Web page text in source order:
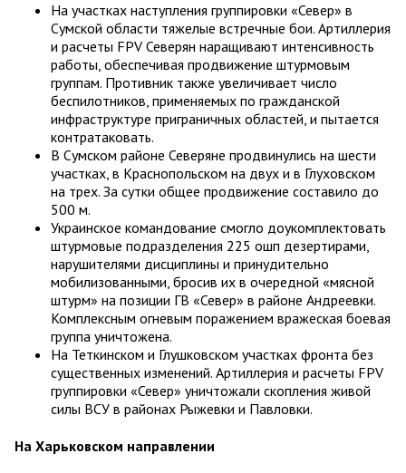
На участках наступления группировки «Север» в
Сумской области тяжелые встречные бои. Артиллерия
и расчеты FPV Северян наращивают интенсивность
работы, обеспечивая продвижение штурмовым
группам. Противник также увеличивает число
беспилотников, применяемых по гражданской
инфраструктуре приграничных областей, и пытается
контратаковать.
В Сумском районе Северяне продвинулись на шести
участках, в Краснопольском на двух и в Глуховском
на трех. За сутки общее продвижение составило до
500 м.
Украинское командование смогло доукомплектовать
штурмовые подразделения 225 ошп дезертирами,
нарушителями дисциплины и принудительно
мобилизованными, бросив их в очередной «мясной
штурм» на позиции ГВ «Север» в районе Андреевки.
Комплексным огневым поражением вражеская боевая
группа уничтожена.
На Теткинском и Глушковском участках фронта без
существенных изменений. Артиллерия и расчеты FPV
группировки «Север» уничтожали скопления живой
силы ВСУ в районах Рыжевки и Павловки.
На Харьковском направлении